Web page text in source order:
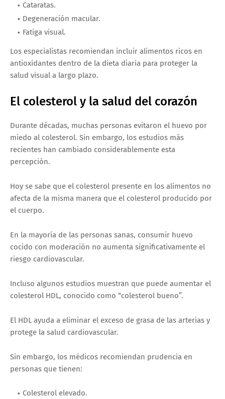
Cataratas.
Degeneración macular.
Fatiga visual.
Los especialistas recomiendan incluir alimentos ricos en
antioxidantes dentro de la dieta diaria para proteger la
salud visual a largo plazo.
El colesterol y la salud del corazón
Durante décadas, muchas personas evitaron el huevo por
miedo al colesterol. Sin embargo, los estudios más
recientes han cambiado considerablemente esta
percepción.
Hoy se sabe que el colesterol presente en los alimentos no
afecta de la misma manera que el colesterol producido por
el cuerpo.
En la mayoría de las personas sanas, consumir huevo
cocido con moderación no aumenta significativamente el
riesgo cardiovascular.
Incluso algunos estudios muestran que puede aumentar el
colesterol HDL, conocido como “colesterol bueno”.
El HDL ayuda a eliminar el exceso de grasa de las arterias y
protege la salud cardiovascular.
Sin embargo, los médicos recomiendan prudencia en
personas que tienen:
Colesterol elevado.